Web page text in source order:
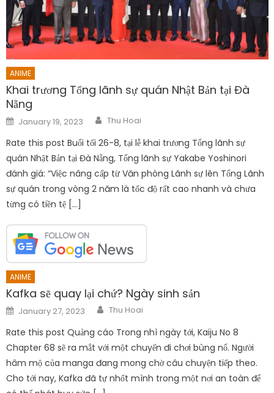
ANIME
Khai trương Tổng lãnh sự quán Nhật Bản tại Đà
Nẵng
Posted
on
January 19, 2023 Author
Thu Hoai
Rate this post Buổi tối 26-8, tại lễ khai trương Tổng lãnh sự
quán Nhật Bản tại Đà Nẵng, Tổng lãnh sự Yakabe Yoshinori
đánh giá: “Việc nâng cấp từ Văn phòng Lãnh sự lên Tổng Lãnh
sự quán trong vòng 2 năm là tốc độ rất cao nhanh và chưa
từng có tiền tệ […]
ANIME
Kafka sẽ quay lại chứ? Ngày sinh sản
Posted
on
January 27, 2023 Author
Thu Hoai
Rate this post Quảng cáo Trong nhì ngày tới, Kaiju No 8
Chapter 68 sẽ ra mắt với một chuyến đi chơi bùng nổ. Người
hâm mộ của manga đang mong chờ câu chuyện tiếp theo.
Cho tới nay, Kafka đã tự nhốt mình trong một nơi an toàn để